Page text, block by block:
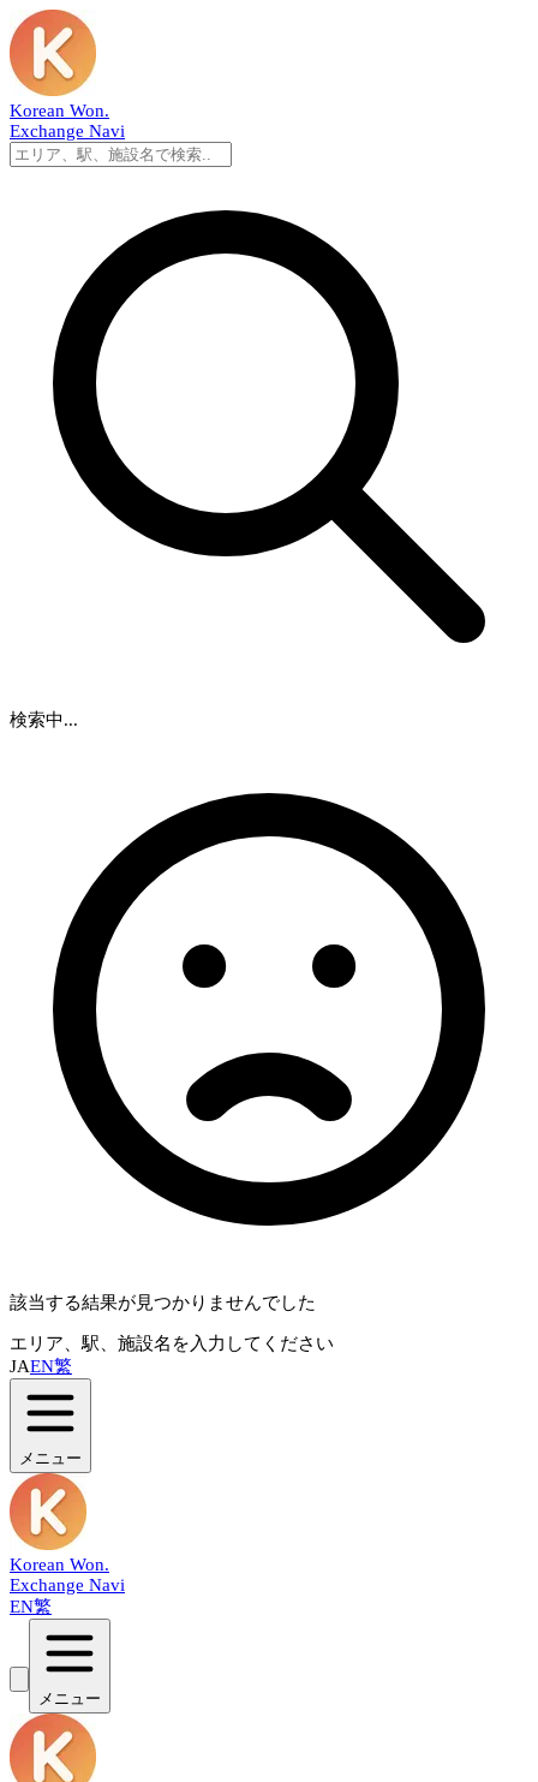
Korean Won.
Exchange Navi
検索中...
該当する結果が見つかりませんでした
エリア、駅、施設名を入力してください
JAEN繁
メニュー
Korean Won.
Exchange Navi
EN繁
メニュー